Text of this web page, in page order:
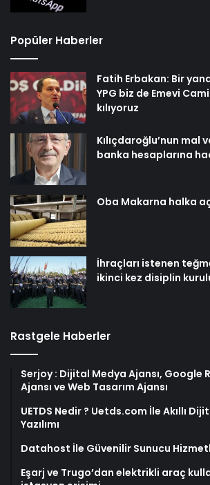
Popüler Haberler
Fatih Erbakan: Bir
YPG biz de Emevi
kılıyoruz
Kılıçdaroğlu’nun mal
banka hesaplarına
Oba Makarna halka
İhraçları istenen
ikinci kez disiplin
Rastgele Haberler
Serjoy : Dijital Medya Ajansı, Google
Ajansı ve Web Tasarım Ajansı
UETDS Nedir ? Uetds.com İle Akıllı
Yazılımı
Datahost İle Güvenilir Sunucu
Eşarj ve Trugo’dan elektrikli araç